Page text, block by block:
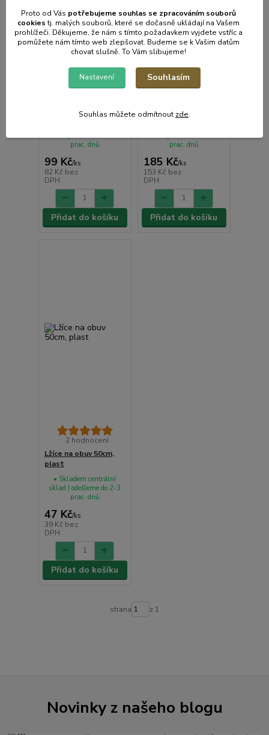
Lžíce na obuv 30cm
střední, kov
99 Kč/ks
82 Kč bez
DPH
prac. dnů
Přidat do košíku
1 hodnocení
MAXI, kov
185 Kč/ks
153 Kč bez
DPH
prac. dnů
Přidat do košíku
2 hodnocení
Lžíce na obuv 50cm,
plast
47 Kč/ks
39 Kč bez
DPH
• Skladem centrální
sklad | odešleme do 2-3
prac. dnů
Přidat do košíku
strana z 1
Novinky z našeho blogu
Proto od Vás potřebujeme souhlas se zpracováním souborů
cookiestj. malých souborů, které se dočasně ukládají na Vašem
prohlížeči. Děkujeme, že nám s tímto požadavkem vyjdete vstříc a
pomůžete nám tímto web zlepšovat. Budeme se k Vašim datům
chovat slušně. To Vám slibujeme!
Nastavení Souhlasím
Souhlas můžete odmítnout zde.